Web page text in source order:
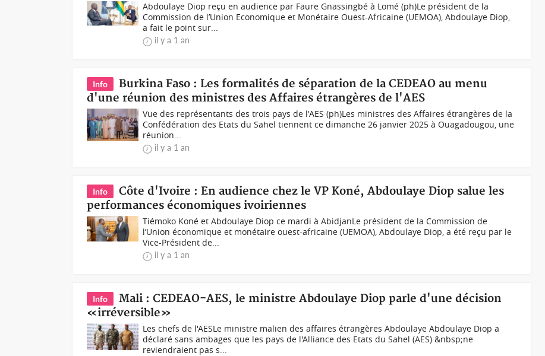
Abdoulaye Diop reçu en audience par Faure Gnassingbé à Lomé (ph)Le président de la
Commission de l’Union Economique et Monétaire Ouest-Africaine (UEMOA), Abdoulaye Diop,
a fait le point sur...
il y a 1 an
Info
Burkina Faso : Les formalités de séparation de la CEDEAO au menu
d'une réunion des ministres des Affaires étrangères de l'AES
Vue des représentants des trois pays de l'AES (ph)Les ministres des Affaires étrangères de la
Confédération des Etats du Sahel tiennent ce dimanche 26 janvier 2025 à Ouagadougou, une
réunion...
il y a 1 an
Info
Côte d'Ivoire : En audience chez le VP Koné, Abdoulaye Diop salue les
performances économiques ivoiriennes
Tiémoko Koné et Abdoulaye Diop ce mardi à AbidjanLe président de la Commission de
l’Union économique et monétaire ouest-africaine (UEMOA), Abdoulaye Diop, a été reçu par le
Vice-Président de...
il y a 1 an
Info
Mali : CEDEAO-AES, le ministre Abdoulaye Diop parle d'une décision
«irréversible»
Les chefs de l'AESLe ministre malien des affaires étrangères Abdoulaye Abdoulaye Diop a
déclaré sans ambages que les pays de l'Alliance des Etats du Sahel (AES) &nbsp;ne
reviendraient pas s...